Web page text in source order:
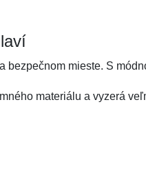
bezpečnom mieste. S
materiálu a vyzerá